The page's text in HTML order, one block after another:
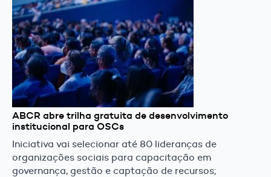
ABCR abre trilha gratuita de desenvolvimento
institucional para OSCs
Iniciativa vai selecionar até 80 lideranças de
organizações sociais para capacitação em
governança, gestão e captação de recursos;